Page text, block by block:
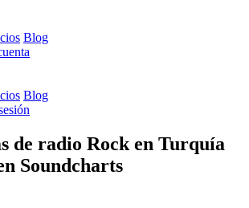
Blog
Blog
de radio Rock en Turquía
Soundcharts